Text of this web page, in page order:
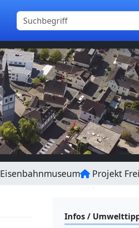
Eisenbahnmuseum Projekt
Infos /